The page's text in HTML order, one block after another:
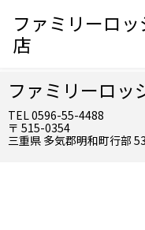
ファミリーロ
店
ファミリーロッ
TEL 0596-55-4488
〒 515-0354
三重県 多気郡明和町行部